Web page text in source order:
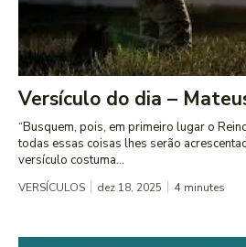
Versículo do dia –
“Busquem, pois, em primeiro lugar o
todas essas coisas lhes serão
versículo costuma...
VERSÍCULOS dez 18, 2025 4 minutes